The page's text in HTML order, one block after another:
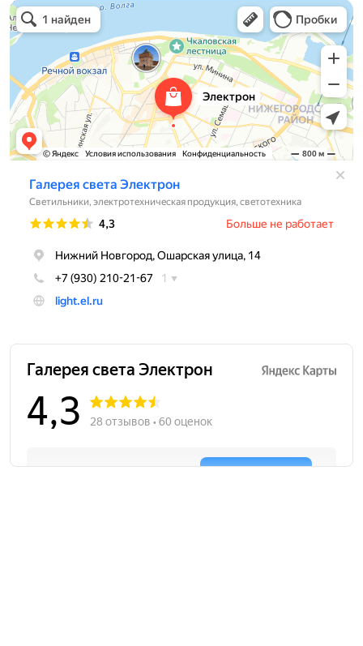
Электрон
Светильники в Нижнем Новгороде
Электротехническая продукция в Нижнем Новгороде